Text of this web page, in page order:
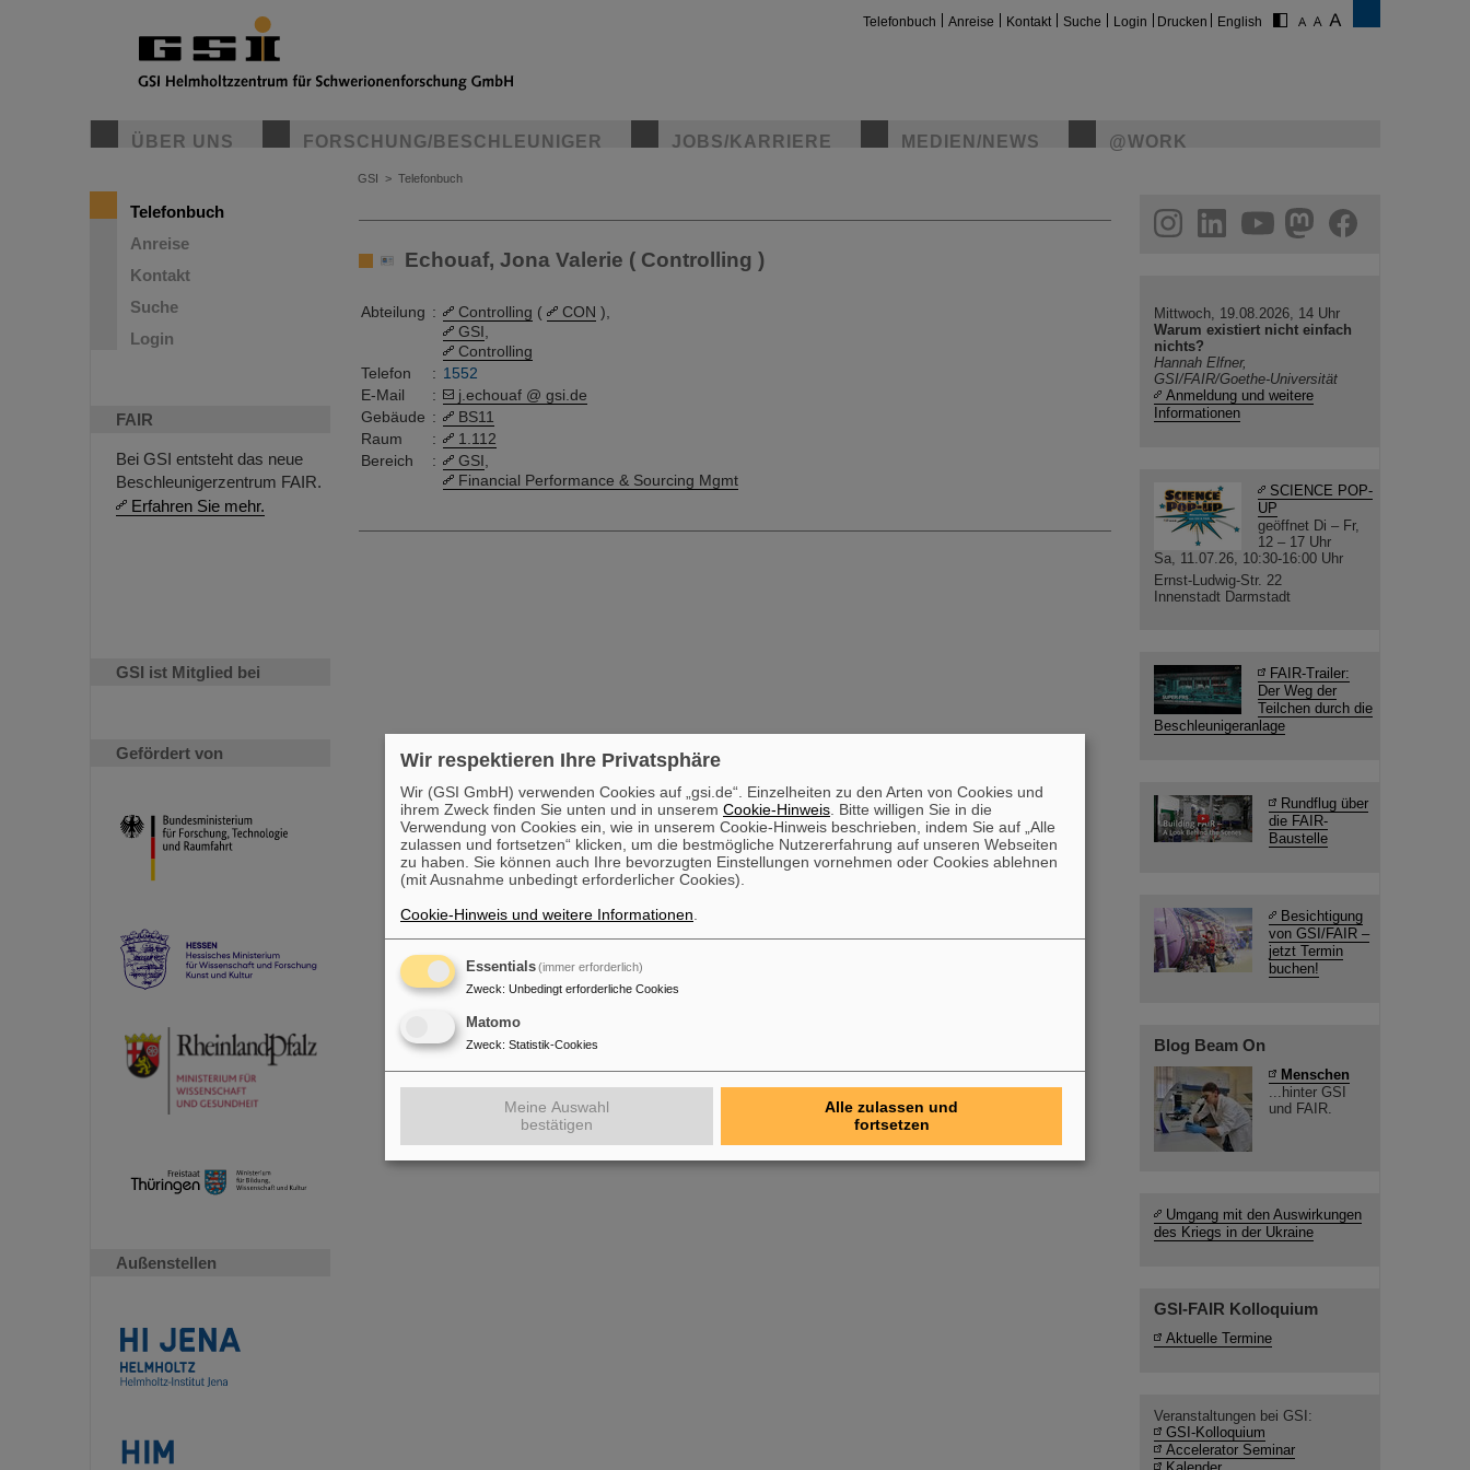
Telefonbuch Anreise Kontakt Suche Login Drucken English
ÜBER UNS FORSCHUNG/BESCHLEUNIGER JOBS/KARRIERE MEDIEN/NEWS @WORK
Telefonbuch
Anreise
Kontakt
Suche
Login
FAIR
Bei GSI entsteht das neue
Beschleunigerzentrum FAIR.
Erfahren Sie mehr.
GSI ist Mitglied bei
Gefördert von
Außenstellen
GSI > Telefonbuch
Echouaf, Jona Valerie ( Controlling )
Abteilung : Controlling ( CON ),
GSI
Controlling
Telefon
: 1552
E-Mail
:
j.echouaf @ gsi.de
Gebäude :
BS11
Raum
:
1.112
Bereich
: GSI
Financial Performance & Sourcing Mgmt
instagramlinkedinyoutubehelmholtz.social
facebook
Mittwoch, 19.08.2026, 14 Uhr
Warum existiert nicht einfach
nichts?
Hannah Elfner,
GSI/FAIR/Goethe-Universität
Anmeldung und weitere
Informationen
SCIENCE POP-
UP
geöffnet Di – Fr,
12 – 17 Uhr
Sa, 11.07.26, 10:30-16:00 Uhr
Ernst-Ludwig-Str. 22
Innenstadt Darmstadt
FAIR-Trailer:
Der Weg der
Teilchen durch die
Beschleunigeranlage
Rundflug über
die FAIR-
Baustelle
Besichtigung
von GSI/FAIR –
jetzt Termin
buchen!
Blog Beam On
Menschen
...hinter GSI
und FAIR.
Umgang mit den Auswirkungen
des Kriegs in der Ukraine
GSI-FAIR Kolloquium
Aktuelle Termine
Veranstaltungen bei GSI:
GSI-Kolloquium
Accelerator Seminar
Wir respektieren Ihre Privatsphäre
Wir (GSI GmbH) verwenden Cookies auf „gsi.de“. Einzelheiten zu den Arten von Cookies und
ihrem Zweck finden Sie unten und in unserem Cookie-Hinweis . Bitte willigen Sie in die
Verwendung von Cookies ein, wie in unserem Cookie-Hinweis beschrieben, indem Sie auf „Alle
zulassen und fortsetzen“ klicken, um die bestmögliche Nutzererfahrung auf unseren Webseiten
zu haben. Sie können auch Ihre bevorzugten Einstellungen vornehmen oder Cookies ablehnen
(mit Ausnahme unbedingt erforderlicher Cookies).
Cookie-Hinweis und weitere Informationen
Essentials(immer erforderlich)
Zweck: Unbedingt erforderliche Cookies
Matomo
Zweck: Statistik-Cookies
Meine Auswahl
bestätigen
Alle zulassen und
fortsetzen